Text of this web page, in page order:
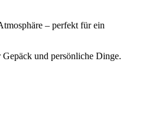
– perfekt für ein
und persönliche Dinge.